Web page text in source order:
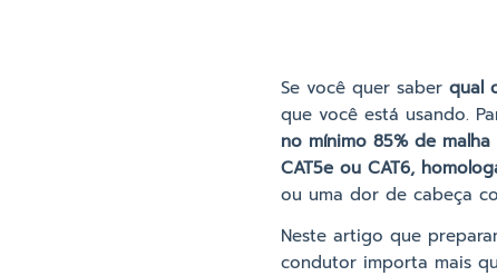
Se você quer saber qual
que você está usando.
no mínimo 85% de
CAT5e ou CAT6,
ou uma dor de cabeça
Neste artigo que
condutor importa mais